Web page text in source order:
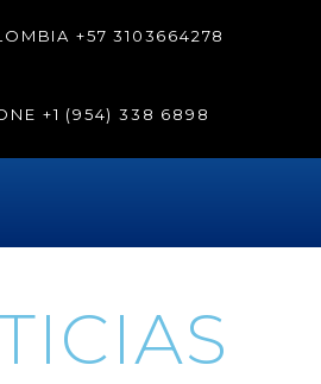
+57 3103664278
+1 (954) 338 6898